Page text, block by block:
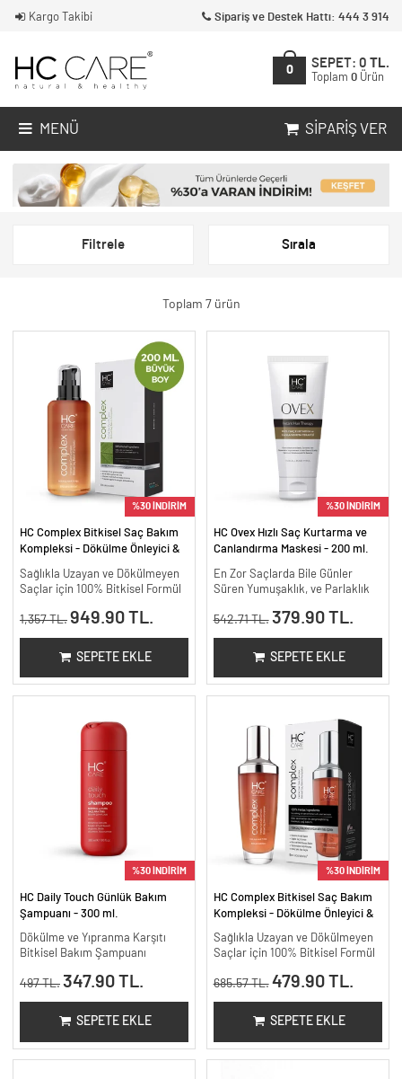
Kargo Takibi Sipariş ve Destek Hattı: 444 3 914
0
SEPET: 0 TL.
Toplam 0 Ürün
MENÜ SIPARIŞ VER
Filtrele Sırala
Toplam 7 ürün
%30 İNDİRİM
HC Complex Bitkisel Saç Bakım
Kompleksi - Dökülme Önleyici &
200 ml.
Sağlıkla Uzayan ve Dökülmeyen
Saçlar için 100% Bitkisel Formül
1,357 TL. 949.90 TL.
SEPETE EKLE
%30 İNDİRİM
HC Ovex Hızlı Saç Kurtarma ve
Canlandırma Maskesi - 200 ml.
En Zor Saçlarda Bile Günler
Süren Yumuşaklık, ve Parlaklık
542.71 TL. 379.90 TL.
SEPETE EKLE
%30 İNDİRİM
HC Daily Touch Günlük Bakım
Şampuanı - 300 ml.
Dökülme ve Yıpranma Karşıtı
Bitkisel Bakım Şampuanı
497 TL. 347.90 TL.
SEPETE EKLE
%30 İNDİRİM
HC Complex Bitkisel Saç Bakım
Kompleksi - Dökülme Önleyici &
100 ml
Sağlıkla Uzayan ve Dökülmeyen
Saçlar için 100% Bitkisel Formül
685.57 TL. 479.90 TL.
SEPETE EKLE